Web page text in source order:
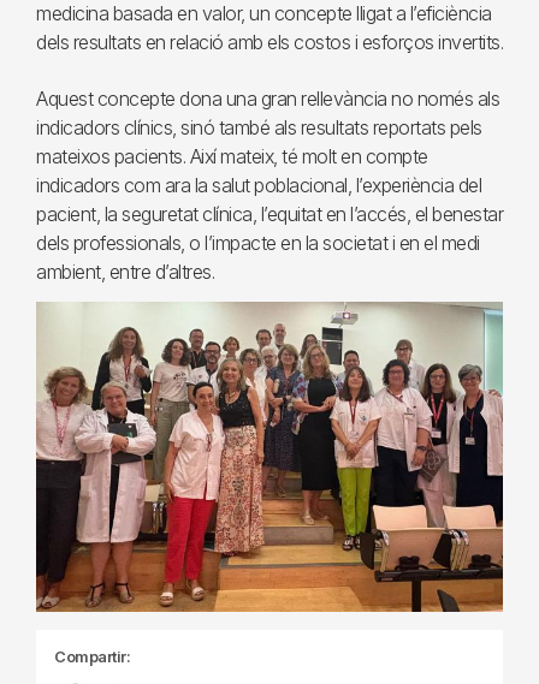
medicina basada en valor, un concepte lligat a l’eficiència
dels resultats en relació amb els costos i esforços invertits.
Aquest concepte dona una gran rellevància no només als
indicadors clínics, sinó també als resultats reportats pels
mateixos pacients. Així mateix, té molt en compte
indicadors com ara la salut poblacional, l’experiència del
pacient, la seguretat clínica, l’equitat en l’accés, el benestar
dels professionals, o l’impacte en la societat i en el medi
ambient, entre d’altres.
Compartir: